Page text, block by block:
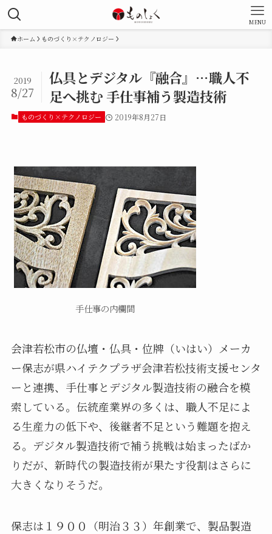
MENU
ホーム ものづくり×テクノロジー
仏具とデジタル『融合』…職人不
足へ挑む 手仕事補う製造技術
2019
8/27
ものづくり×テクノロジー 2019年8月27日
手仕事の内欄間
会津若松市の仏壇・仏具・位牌（いはい）メーカ
ー保志が県ハイテクプラザ会津若松技術支援センタ
ーと連携、手仕事とデジタル製造技術の融合を模
索している。伝統産業界の多くは、職人不足によ
る生産力の低下や、後継者不足という難題を抱え
る。デジタル製造技術で補う挑戦は始まったばか
りだが、新時代の製造技術が果たす役割はさらに
大きくなりそうだ。
保志は１９００（明治３３）年創業で、製品製造